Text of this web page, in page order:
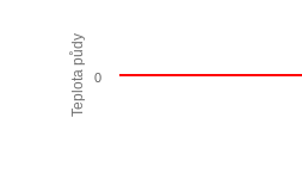
Teplota půdy 0